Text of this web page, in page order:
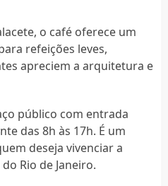
o café oferece um
refeições leves,
apreciem a arquitetura e
público com entrada
das 8h às 17h. É um
deseja vivenciar a
Rio de Janeiro.